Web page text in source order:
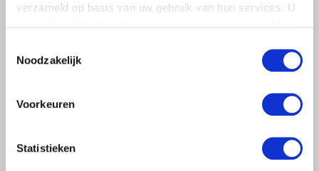
verzameld op basis van uw gebruik van hun services. U
Noodzakelijk
Voorkeuren
Statistieken
ALGEMENE INFORMATIE